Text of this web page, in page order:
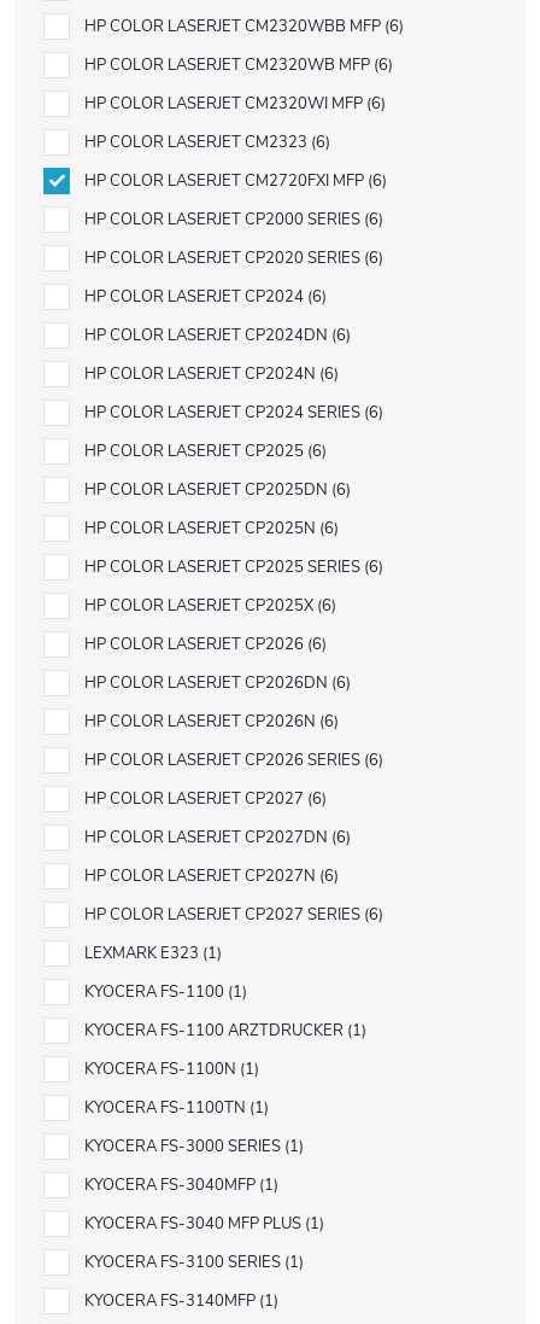
HP COLOR LASERJET CM2320WBB MFP 6
HP COLOR LASERJET CM2320WB MFP 6
HP COLOR LASERJET CM2320WI MFP 6
HP COLOR LASERJET CM2323 6
HP COLOR LASERJET CM2720FXI MFP 6
HP COLOR LASERJET CP2000 SERIES 6
HP COLOR LASERJET CP2020 SERIES 6
HP COLOR LASERJET CP2024 6
HP COLOR LASERJET CP2024DN 6
HP COLOR LASERJET CP2024N 6
HP COLOR LASERJET CP2024 SERIES 6
HP COLOR LASERJET CP2025 6
HP COLOR LASERJET CP2025DN 6
HP COLOR LASERJET CP2025N 6
HP COLOR LASERJET CP2025 SERIES 6
HP COLOR LASERJET CP2025X 6
HP COLOR LASERJET CP2026 6
HP COLOR LASERJET CP2026DN 6
HP COLOR LASERJET CP2026N 6
HP COLOR LASERJET CP2026 SERIES 6
HP COLOR LASERJET CP2027 6
HP COLOR LASERJET CP2027DN 6
HP COLOR LASERJET CP2027N 6
HP COLOR LASERJET CP2027 SERIES 6
LEXMARK E323 1
KYOCERA FS-1100 1
KYOCERA FS-1100 ARZTDRUCKER 1
KYOCERA FS-1100N 1
KYOCERA FS-1100TN 1
KYOCERA FS-3000 SERIES 1
KYOCERA FS-3040MFP 1
KYOCERA FS-3040 MFP PLUS 1
KYOCERA FS-3100 SERIES 1
KYOCERA FS-3140MFP 1